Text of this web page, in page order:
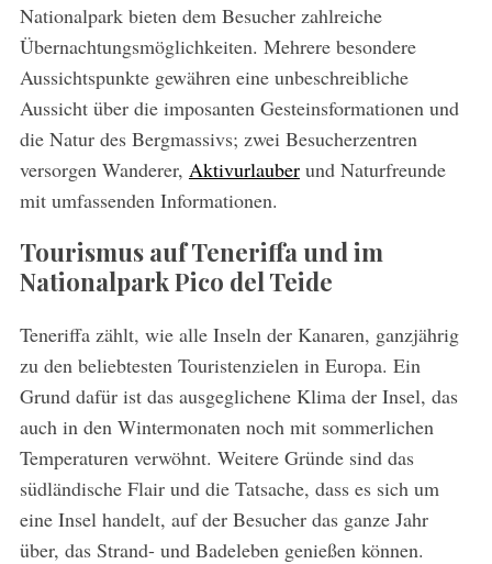
Nationalpark bieten dem Besucher zahlreiche
Übernachtungsmöglichkeiten. Mehrere besondere
Aussichtspunkte gewähren eine unbeschreibliche
Aussicht über die imposanten Gesteinsformationen und
die Natur des Bergmassivs; zwei Besucherzentren
versorgen Wanderer, Aktivurlauberund Naturfreunde
mit umfassenden Informationen.
Tourismus auf Teneriffa und im
Nationalpark Pico del Teide
Teneriffa zählt, wie alle Inseln der Kanaren, ganzjährig
zu den beliebtesten Touristenzielen in Europa. Ein
Grund dafür ist das ausgeglichene Klima der Insel, das
auch in den Wintermonaten noch mit sommerlichen
Temperaturen verwöhnt. Weitere Gründe sind das
südländische Flair und die Tatsache, dass es sich um
eine Insel handelt, auf der Besucher das ganze Jahr
über, das Strand- und Badeleben genießen können.